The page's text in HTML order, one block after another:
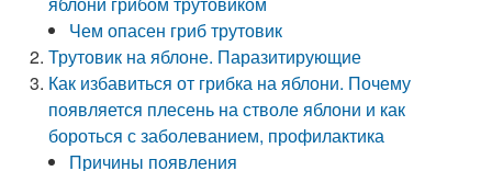
Чем опасен гриб трутовик
Трутовик на яблоне. Паразитирующие
Как избавиться от грибка на яблони. Почему
появляется плесень на стволе яблони и как
бороться с заболеванием, профилактика
Причины появления